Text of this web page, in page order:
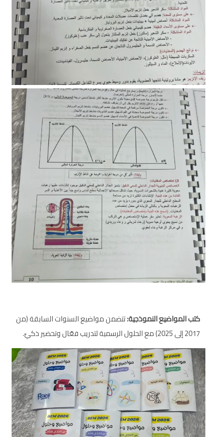
كتب المواضيع النموذجية:تتضمن مواضيع السنوات السابقة (من
2017 إلى 2025) مع الحلول الرسمية لتدريب فعّال وتحضير ذكيّ.